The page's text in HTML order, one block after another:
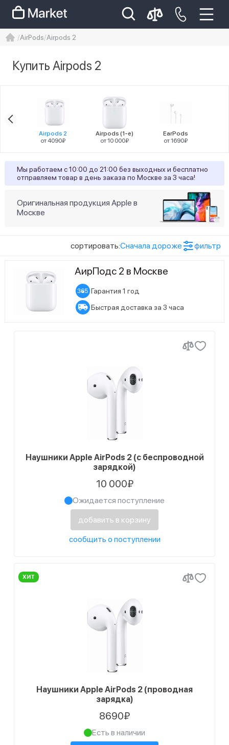
Iphone 14 pro max
айфон 14
AirPods Airpods 2
Купить Airpods 2
Airpods 2
от 4090₽
Airpods (1-е)
от 10 000₽
EarPods
от 1690₽
Мы работаем с 10:00 до 21:00 без выходных и бесплатно
отправляем товар в день заказа по Москве за 3 часа!
Оригинальная продукция Apple в
Москве
сортировать:Сначала дороже фильтр
Цена
Цвет
Тип наушников
4
Тип излучателя
динамический
Ожидается поступление
АирПодс 2 в Москве
Гарантия 1 год
Быстрая доставка за 3 часа
Наушники Apple AirPods 2 (с беспроводной
зарядкой)
10 000₽
Ожидается поступление
добавить в корзину
сообщить о поступлении
ХИТ
Наушники Apple AirPods 2 (проводная
зарядка)
8690₽
Есть в наличии